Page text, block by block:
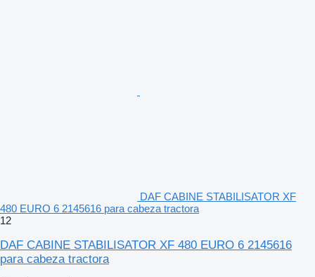
DAF CABINE STABILISATOR XF
480 EURO 6 2145616 para cabeza tractora
12
DAF CABINE STABILISATOR XF 480 EURO 6 2145616
para cabeza tractora